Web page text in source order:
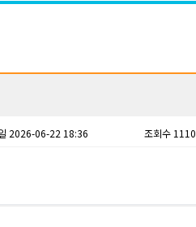
2026-06-22 18:36 조회수 1110